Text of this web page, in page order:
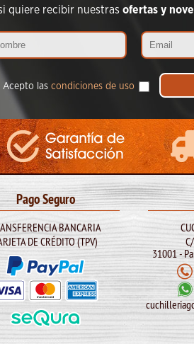
quiere recibir nuestras ofertas y
Acepto las condiciones de uso
Pago Seguro
BANCARIA
DE CRÉDITO (TPV)
31001 -